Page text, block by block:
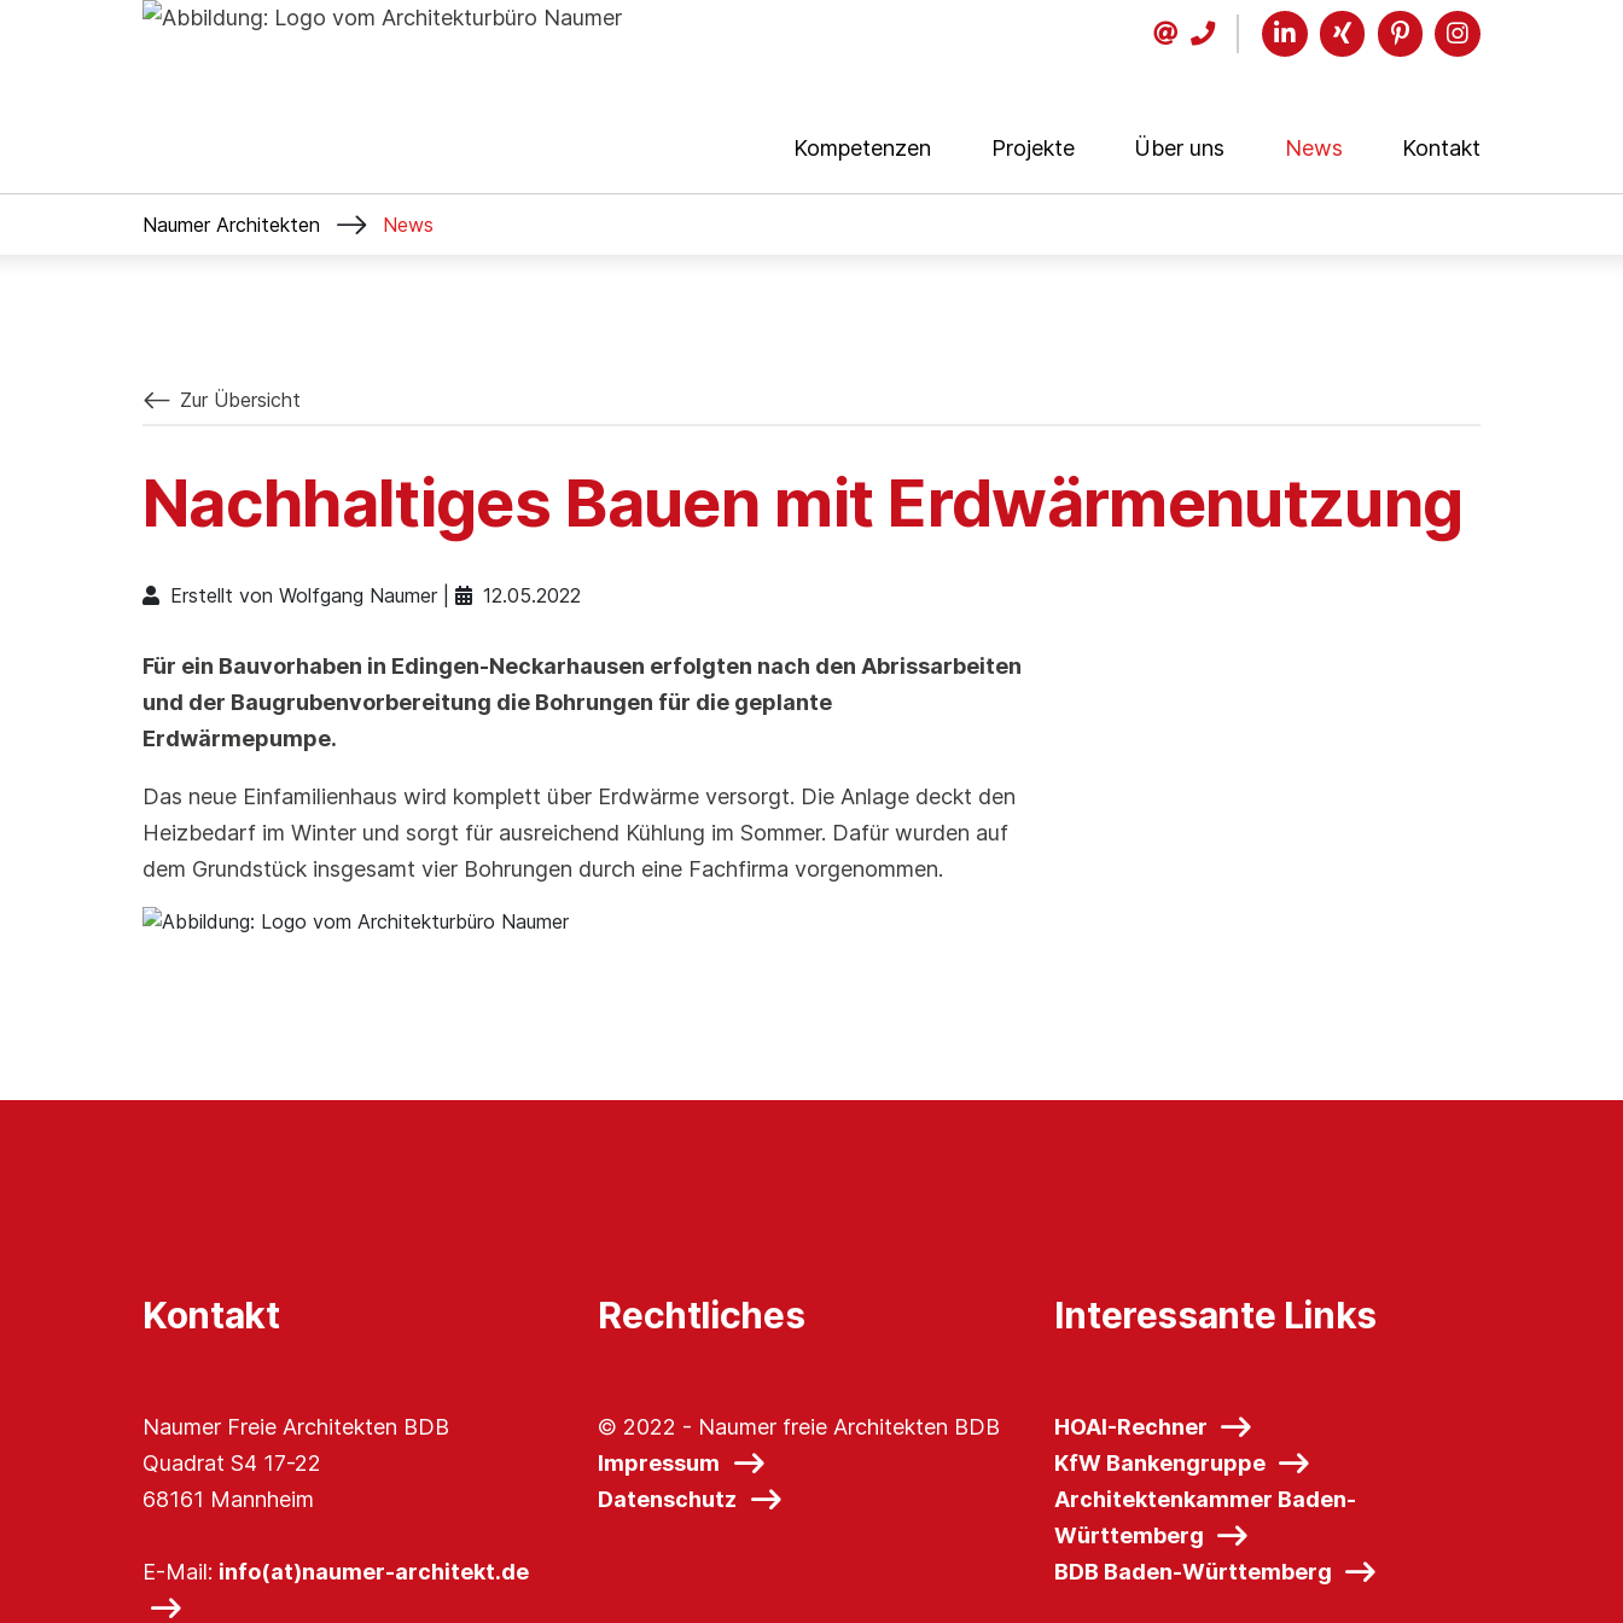
Kompetenzen Projekte Über uns News Kontakt
Naumer Architekten  News
Zur Übersicht
Nachhaltiges Bauen mit Erdwärmenutzung
Erstellt von Wolfgang Naumer | 12.05.2022
Für ein Bauvorhaben in Edingen-Neckarhausen erfolgten nach den Abrissarbeiten
und der Baugrubenvorbereitung die Bohrungen für die geplante
Erdwärmepumpe.
Das neue Einfamilienhaus wird komplett über Erdwärme versorgt. Die Anlage deckt den
Heizbedarf im Winter und sorgt für ausreichend Kühlung im Sommer. Dafür wurden auf
dem Grundstück insgesamt vier Bohrungen durch eine Fachfirma vorgenommen.
Kontakt
Naumer Freie Architekten BDB
Quadrat S4 17-22
68161 Mannheim
E-Mail: info(at)naumer-architekt.de
Rechtliches
© 2022 - Naumer freie Architekten BDB
Impressum
Datenschutz
Interessante Links
HOAI-Rechner
KfW Bankengruppe
Architektenkammer Baden-
Württemberg
BDB Baden-Württemberg